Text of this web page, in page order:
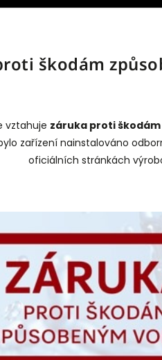
škodám
vztahuje záruka proti
zařízení nainstalováno
oficiálních stránkách